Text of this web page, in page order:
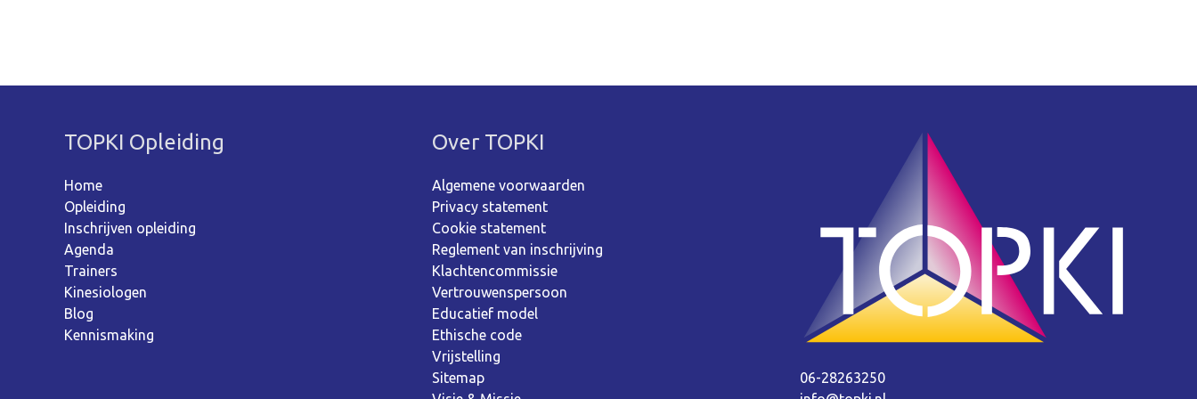
TOPKI Opleiding
Home
Opleiding
Inschrijven opleiding
Agenda
Trainers
Kinesiologen
Blog
Kennismaking
Over TOPKI
Algemene voorwaarden
Privacy statement
Cookie statement
Reglement van inschrijving
Klachtencommissie
Vertrouwenspersoon
Educatief model
Ethische code
Vrijstelling
Sitemap
06-28263250